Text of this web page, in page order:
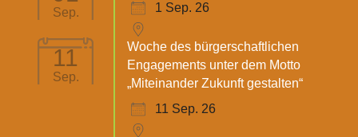
Sep.
1 Sep. 26
11
Sep.
Woche des bürgerschaftlichen
Engagements unter dem Motto
„Miteinander Zukunft gestalten“
11 Sep. 26